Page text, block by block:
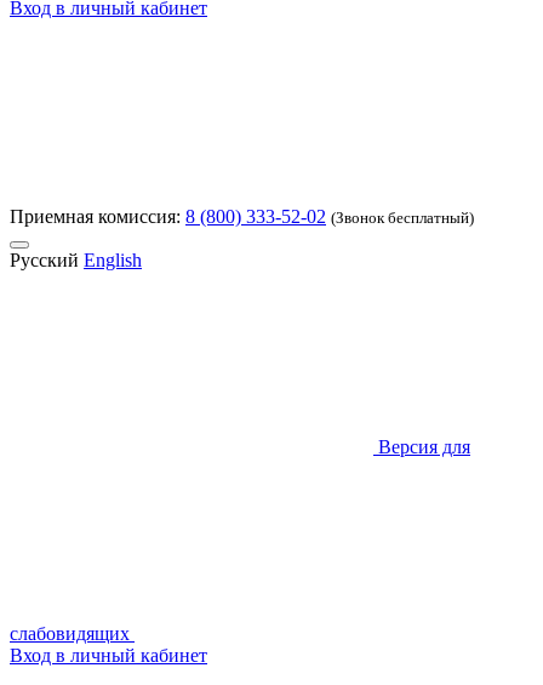
Вход в личный кабинет
Приемная комиссия: 8 (800) 333-52-02 (Звонок бесплатный)
Русский English
Версия для
слабовидящих
Вход в личный кабинет